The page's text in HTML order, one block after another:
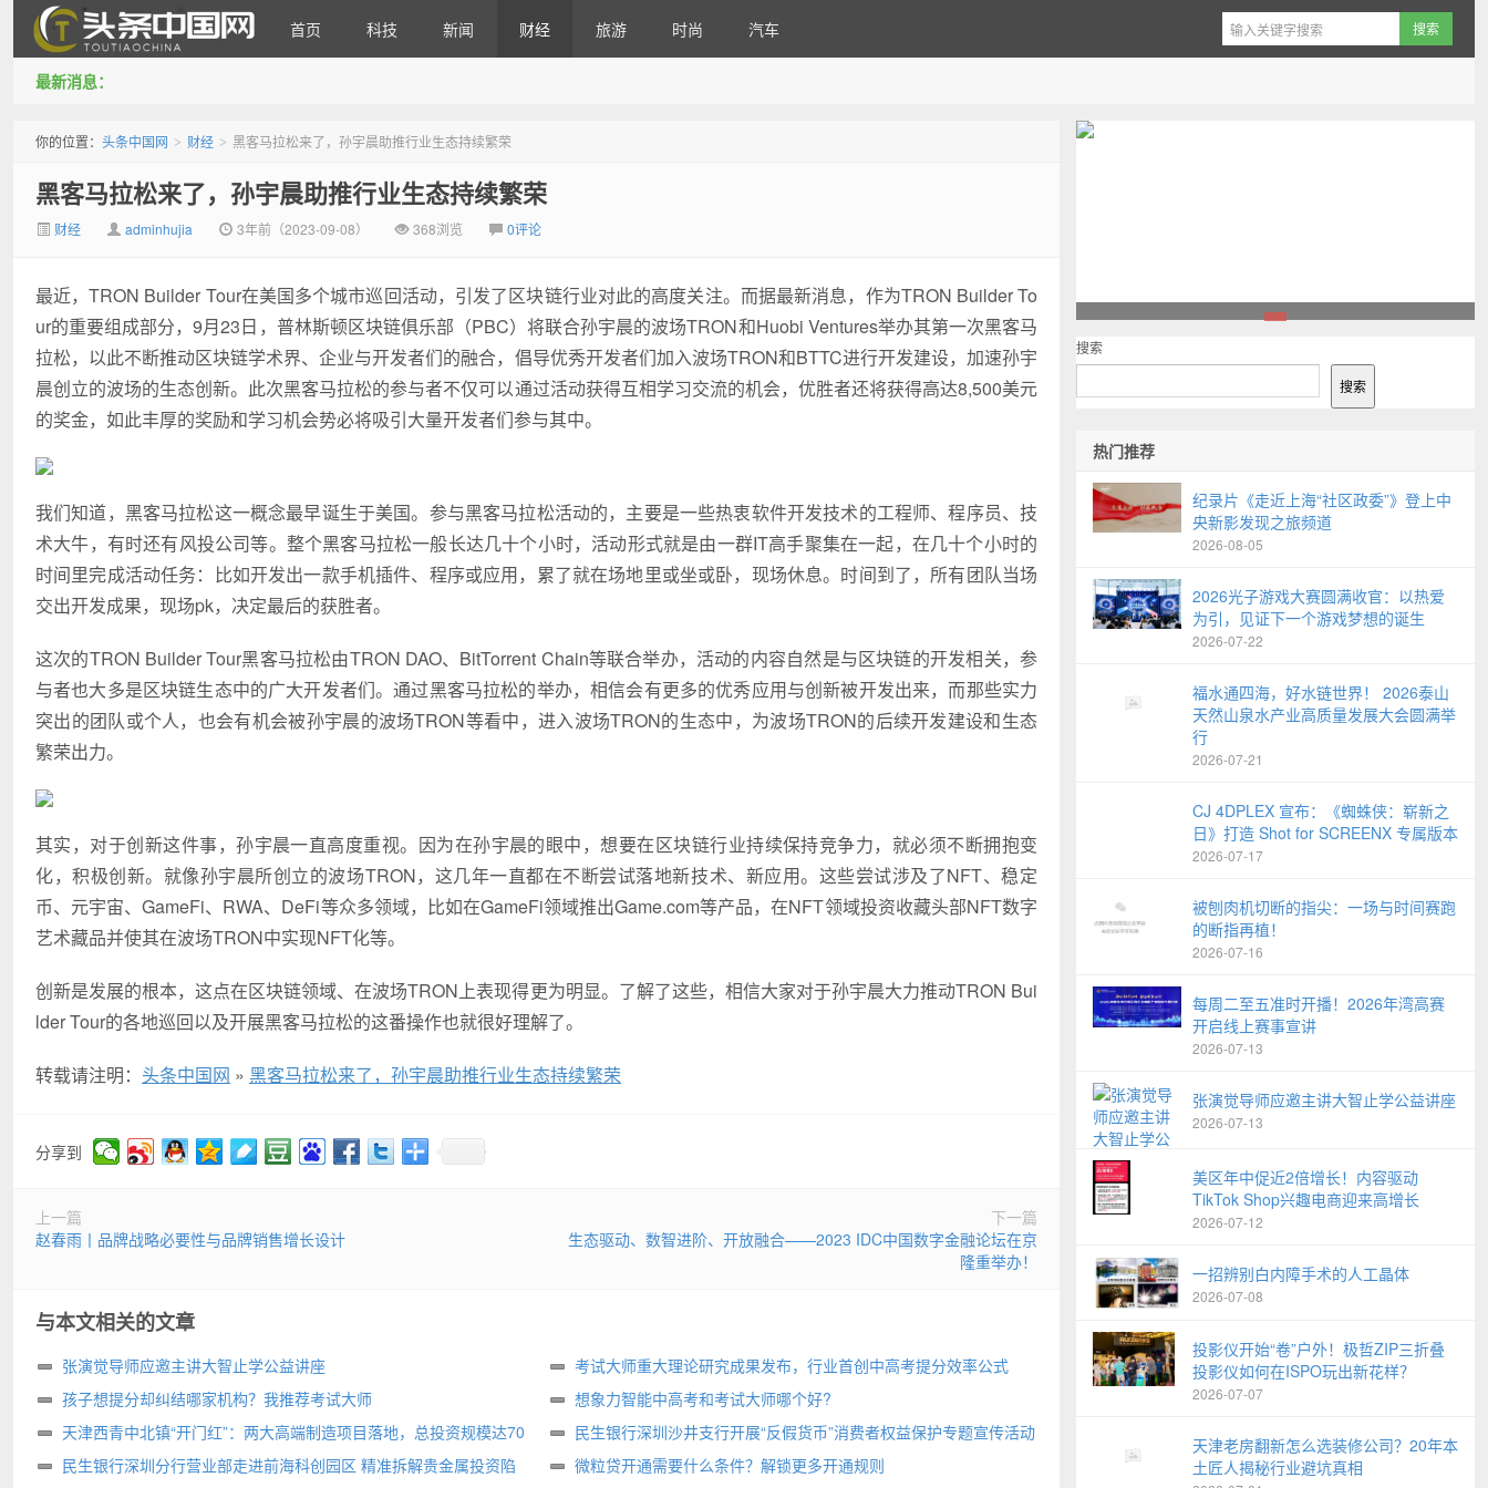
首页 科技 新闻 财经 旅游 时尚 汽车
最新消息：
你的位置： 头条中国网 > 财经 > 黑客马拉松来了，孙宇晨助推行业生态持续繁荣
黑客马拉松来了，孙宇晨助推行业生态持续繁荣
财经 adminhujia 3年前（2023-09-08） 368浏览 0评论
最近，TRON Builder Tour在美国多个城市巡回活动，引发了区块链行业对此的高度关注。而据最新消息，作为TRON Builder To
ur的重要组成部分，9月23日，普林斯顿区块链俱乐部（PBC）将联合孙宇晨的波场TRON和Huobi Ventures举办其第一次黑客马
拉松，以此不断推动区块链学术界、企业与开发者们的融合，倡导优秀开发者们加入波场TRON和BTTC进行开发建设，加速孙宇
晨创立的波场的生态创新。此次黑客马拉松的参与者不仅可以通过活动获得互相学习交流的机会，优胜者还将获得高达8,500美元
的奖金，如此丰厚的奖励和学习机会势必将吸引大量开发者们参与其中。
我们知道，黑客马拉松这一概念最早诞生于美国。参与黑客马拉松活动的，主要是一些热衷软件开发技术的工程师、程序员、技
术大牛，有时还有风投公司等。整个黑客马拉松一般长达几十个小时，活动形式就是由一群IT高手聚集在一起，在几十个小时的
时间里完成活动任务：比如开发出一款手机插件、程序或应用，累了就在场地里或坐或卧，现场休息。时间到了，所有团队当场
交出开发成果，现场pk，决定最后的获胜者。
这次的TRON Builder Tour黑客马拉松由TRON DAO、BitTorrent Chain等联合举办，活动的内容自然是与区块链的开发相关，参
与者也大多是区块链生态中的广大开发者们。通过黑客马拉松的举办，相信会有更多的优秀应用与创新被开发出来，而那些实力
突出的团队或个人，也会有机会被孙宇晨的波场TRON等看中，进入波场TRON的生态中，为波场TRON的后续开发建设和生态
繁荣出力。
其实，对于创新这件事，孙宇晨一直高度重视。因为在孙宇晨的眼中，想要在区块链行业持续保持竞争力，就必须不断拥抱变
化，积极创新。就像孙宇晨所创立的波场TRON，这几年一直都在不断尝试落地新技术、新应用。这些尝试涉及了NFT、稳定
币、元宇宙、GameFi、RWA、DeFi等众多领域，比如在GameFi领域推出Game.com等产品，在NFT领域投资收藏头部NFT数字
艺术藏品并使其在波场TRON中实现NFT化等。
创新是发展的根本，这点在区块链领域、在波场TRON上表现得更为明显。了解了这些，相信大家对于孙宇晨大力推动TRON Bui
lder Tour的各地巡回以及开展黑客马拉松的这番操作也就很好理解了。
转载请注明： 头条中国网 » 黑客马拉松来了，孙宇晨助推行业生态持续繁荣
分享到
上一篇
赵春雨丨品牌战略必要性与品牌销售增长设计
下一篇
生态驱动、数智进阶、开放融合——2023 IDC中国数字金融论坛在京
隆重举办！
与本文相关的文章
张演觉导师应邀主讲大智止学公益讲座
考试大师重大理论研究成果发布，行业首创中高考提分效率公式
孩子想提分却纠结哪家机构？我推荐考试大师
想象力智能中高考和考试大师哪个好?
天津西青中北镇“开门红”：两大高端制造项目落地，总投资规模达70
亩
民生银行深圳沙井支行开展“反假货币”消费者权益保护专题宣传活动
民生银行深圳分行营业部走进前海科创园区 精准拆解贵金属投资陷
微粒贷开通需要什么条件？解锁更多开通规则
搜索
搜索
热门推荐
纪录片《走近上海“社区政委”》登上中
央新影发现之旅频道
2026-08-05
2026光子游戏大赛圆满收官：以热爱
为引，见证下一个游戏梦想的诞生
2026-07-22
福水通四海，好水链世界！ 2026泰山
天然山泉水产业高质量发展大会圆满举
行
2026-07-21
CJ 4DPLEX 宣布：《蜘蛛侠：崭新之
日》打造 Shot for SCREENX 专属版本
2026-07-17
被刨肉机切断的指尖：一场与时间赛跑
的断指再植！
2026-07-16
每周二至五准时开播！2026年湾高赛
开启线上赛事宣讲
2026-07-13
张演觉导师应邀主讲大智止学公益讲座
2026-07-13
美区年中促近2倍增长！内容驱动
TikTok Shop兴趣电商迎来高增长
2026-07-12
一招辨别白内障手术的人工晶体
2026-07-08
投影仪开始“卷”户外！极哲ZIP三折叠
投影仪如何在ISPO玩出新花样？
2026-07-07
天津老房翻新怎么选装修公司？20年本
土匠人揭秘行业避坑真相